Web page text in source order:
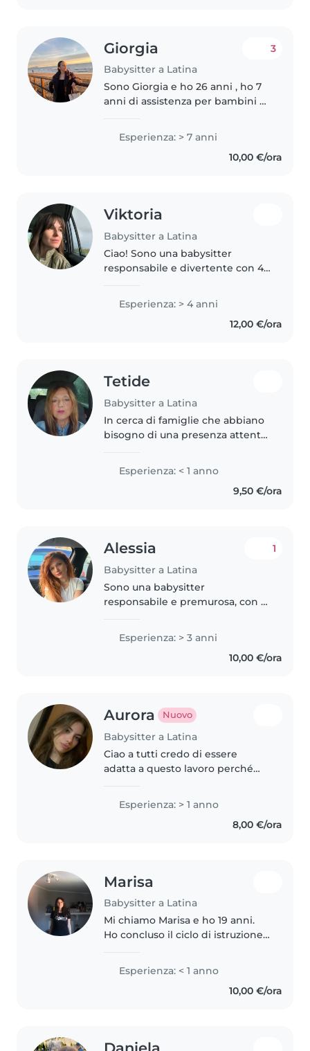
Giorgia
Babysitter a Latina
3
Sono Giorgia e ho 26 anni , ho 7
anni di assistenza per bambini di
adolescenti. Ho una laurea in
scienze dell'educazione e della
formazione e sono specializzata..
Esperienza: > 7 anni
10,00 €/ora
Viktoria
Babysitter a Latina
Ciao! Sono una babysitter
responsabile e divertente con 4
nido con bambini piccoli. Parlo
italiano e ucraino e ho una
formazione come mediatore
Esperienza: > 4 anni
12,00 €/ora
Tetide
Babysitter a Latina
In cerca di famiglie che abbiano
bisogno di una presenza attenta
esperienza in diverse fasce d'età
e competenze in disegno e
Esperienza: < 1 anno
9,50 €/ora
Alessia
Babysitter a Latina
1
Sono una babysitter
responsabile e premurosa, con 3
di tutte le età, inclusi quelli con
esigenze speciali come disturbi
d'ansia, ADHD e autismo. Parlo..
Esperienza: > 3 anni
10,00 €/ora
Aurora Nuovo
Babysitter a Latina
Ciao a tutti credo di essere
adatta a questo lavoro perché
Posso aiutare in tante cose
essendo pratica in tutto e a
Esperienza: > 1 anno
8,00 €/ora
Marisa
Babysitter a Latina
Mi chiamo Marisa e ho 19 anni.
Ho concluso il ciclo di istruzione
prendendo il diploma presso un
liceo scientifico a Roma. Non ho
Esperienza: < 1 anno
10,00 €/ora